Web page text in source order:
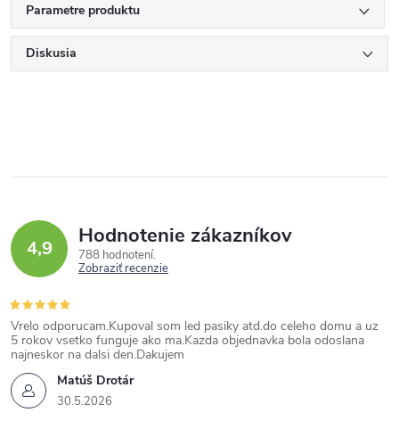
Parametre produktu
Diskusia
4,9 Hodnotenie zákazníkov
788 hodnotení
Zobraziť recenzie
Matúš Drotár
30.5.2026
Vrelo odporucam.Kupoval som led pasiky atd.do celeho domu a uz
5 rokov vsetko funguje ako ma.Kazda objednavka bola odoslana
najneskor na dalsi den.Dakujem